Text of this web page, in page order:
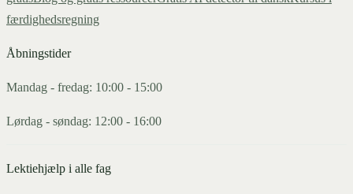
færdighedsregning
Åbningstider
Mandag - fredag: 10:00 - 15:00
Lørdag - søndag: 12:00 - 16:00
Lektiehjælp i alle fag